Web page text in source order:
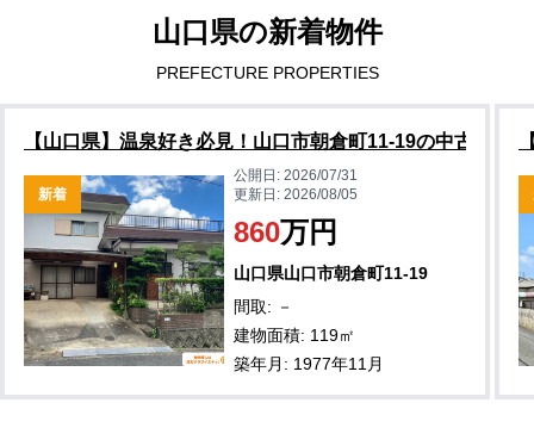
山口県の新着物件
PREFECTURE PROPERTIES
【山口県】温泉好き必見！山口市朝倉町11-19の中古住宅
新着
公開日:2026/07/31
更新日:2026/08/05
860万円
山口県山口市朝倉町11-19
間取: －
建物面積: 119㎡
築年月: 1977年11月